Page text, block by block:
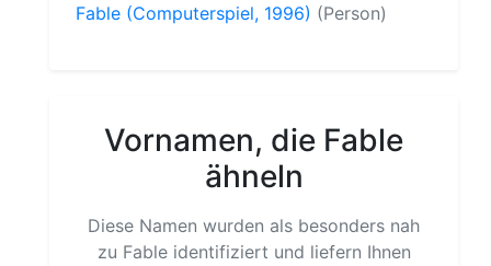
Fable (Computerspiel, 1996) (Person)
Vornamen, die Fable
ähneln
Diese Namen wurden als besonders nah
zu Fable identifiziert und liefern Ihnen